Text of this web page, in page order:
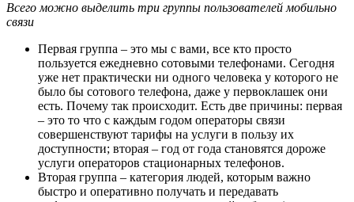
Всего можно выделить три группы пользователей мобильно
связи
Первая группа – это мы с вами, все кто просто
пользуется ежедневно сотовыми телефонами. Сегодня
уже нет практически ни одного человека у которого не
было бы сотового телефона, даже у первоклашек они
есть. Почему так происходит. Есть две причины: первая
– это то что с каждым годом операторы связи
совершенствуют тарифы на услуги в пользу их
доступности; вторая – год от года становятся дороже
услуги операторов стационарных телефонов.
Вторая группа – категория людей, которым важно
быстро и оперативно получать и передавать